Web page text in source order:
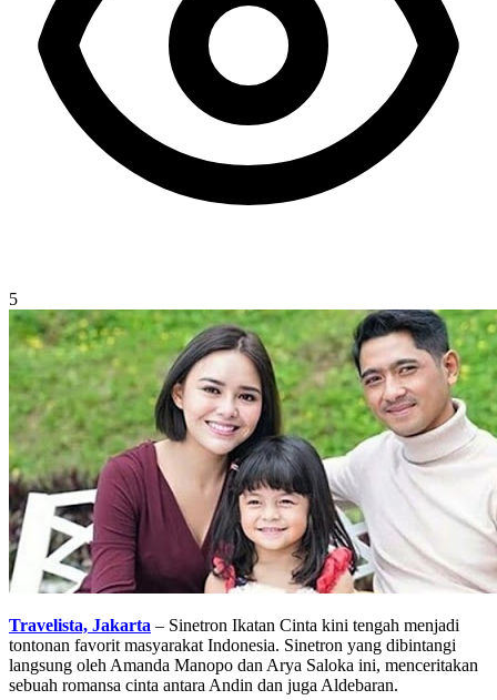
5
Travelista, Jakarta – Sinetron Ikatan Cinta kini tengah menjadi
tontonan favorit masyarakat Indonesia. Sinetron yang dibintangi
langsung oleh Amanda Manopo dan Arya Saloka ini, menceritakan
sebuah romansa cinta antara Andin dan juga Aldebaran.